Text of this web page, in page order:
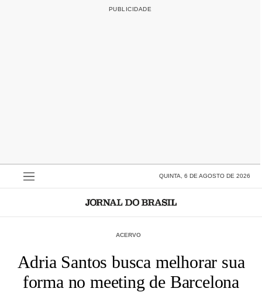
QUINTA, 6 DE AGOSTO DE 2026
ACERVO
Adria Santos busca melhorar sua
forma no meeting de Barcelona